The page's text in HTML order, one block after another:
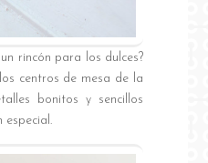
rincón para los dulces?
centros de mesa de la
bonitos y sencillos